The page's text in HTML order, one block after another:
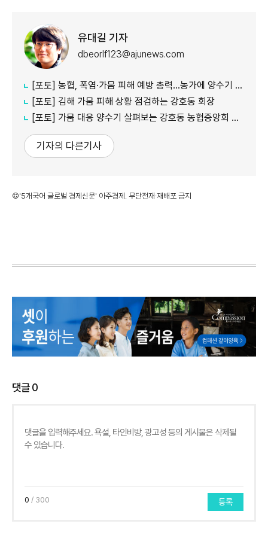
유대길 기자
dbeorlf123@ajunews.com
[포토] 농협, 폭염·가뭄 피해 예방 총력…농가에 양수기 지원
[포토] 김해 가뭄 피해 상황 점검하는 강호동 회장
[포토] 가뭄 대응 양수기 살펴보는 강호동 농협중앙회 회장
기자의 다른기사
©'5개국어 글로벌 경제신문' 아주경제. 무단전재·재배포 금지
댓글0
0 / 300 등록